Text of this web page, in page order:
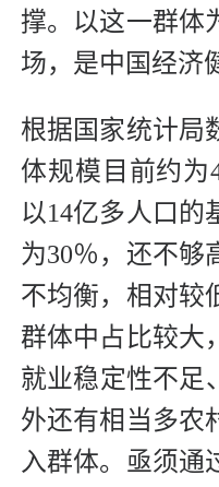
撑。以这一群体
场，是中国经济
根据国家统计局
体规模目前约为
以14亿多人口的
为30％，还不够
不均衡，相对较
群体中占比较大
就业稳定性不足
外还有相当多农
入群体。亟须通